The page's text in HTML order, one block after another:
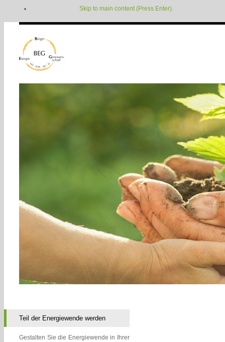
Skip to main content (Press Enter).
Teil der Energiewende werden
Gestalten Sie die Energiewende in Ihrer